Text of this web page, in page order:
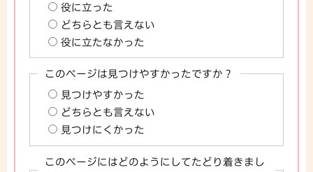
役に立った
どちらとも言えない
役に立たなかった
このページは見つけやすかったですか？
見つけやすかった
どちらとも言えない
見つけにくかった
このページにはどのようにしてたどり着きまし